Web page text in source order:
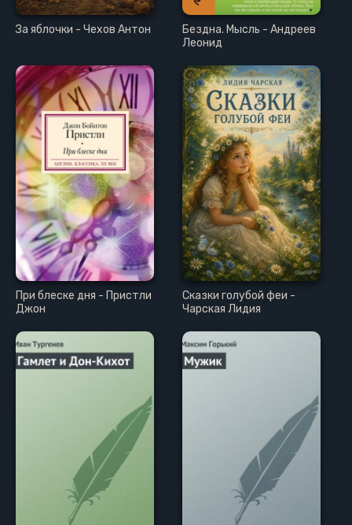
За яблочки - Чехов Антон
Бездна. Мысль - Андреев
Леонид
При блеске дня - Пристли
Джон
Сказки голубой феи -
Чарская Лидия